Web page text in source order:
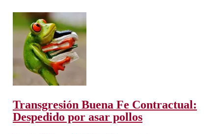
Transgresión Buena Fe Contractual:
Despedido por asar pollos